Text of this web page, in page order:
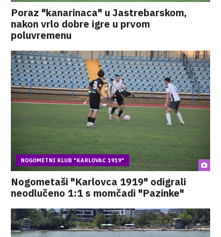
Poraz "kanarinaca" u Jastrebarskom,
nakon vrlo dobre igre u prvom
poluvremenu
NOGOMETNI KLUB "KARLOVAC 1919"
Nogometaši "Karlovca 1919" odigrali
neodlučeno 1:1 s momčadi "Pazinke"